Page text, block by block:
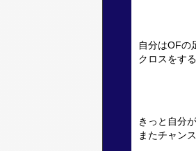
自分はOFの
クロスをす
きっと自分
またチャン